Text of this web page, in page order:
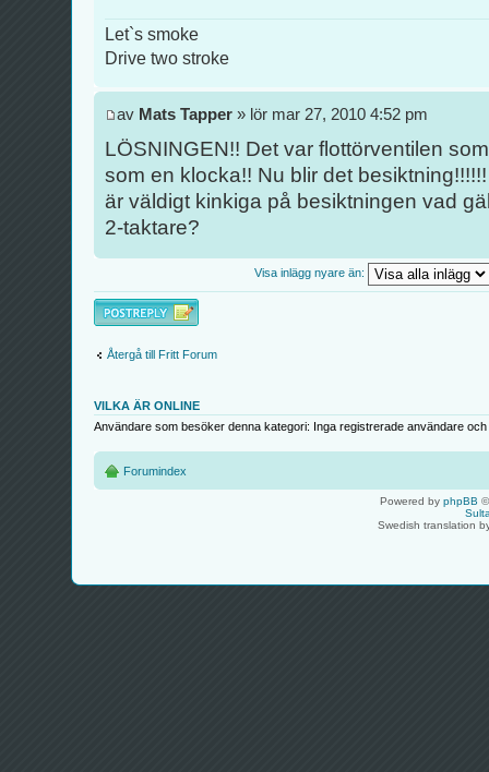
Let`s smoke
Drive two stroke
av Mats Tapper » lör mar 27, 2010 4:52 pm
LÖSNINGEN!! Det var flottörventilen
som en klocka!! Nu blir det
är väldigt kinkiga på besiktningen vad
2-taktare?
Visa inlägg nyare än:
Besvara
Återgå till Fritt Forum
VILKA ÄR ONLINE
Användare som besöker denna kategori: Inga registrerade användare
Forumindex
Powered by phpBB
Swedish translation